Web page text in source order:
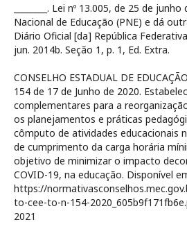
________. Lei nº 13.005, de 25 de
Nacional de Educação (PNE) e dá
Diário Oficial [da] República
jun. 2014b. Seção 1, p. 1, Ed. Extra.
CONSELHO ESTADUAL DE
154 de 17 de Junho de 2020.
complementares para a
os planejamentos e práticas
cômputo de atividades educacionais
de cumprimento da carga horária
objetivo de minimizar o impacto
COVID-19, na educação. Disponível
https://
to-cee-to-n-154-
2021